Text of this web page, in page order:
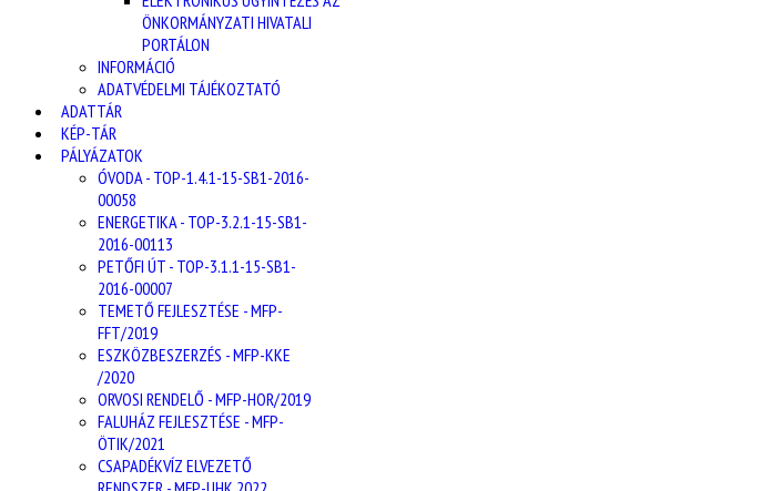
ÖNKORMÁNYZATI HIVATALI
PORTÁLON
INFORMÁCIÓ
ADATVÉDELMI TÁJÉKOZTATÓ
ADATTÁR
KÉP-TÁR
PÁLYÁZATOK
ÓVODA - TOP-1.4.1-15-SB1-2016-
00058
ENERGETIKA - TOP-3.2.1-15-SB1-
2016-00113
PETŐFI ÚT - TOP-3.1.1-15-SB1-
2016-00007
TEMETŐ FEJLESZTÉSE - MFP-
FFT/2019
ESZKÖZBESZERZÉS - MFP-KKE
/2020
ORVOSI RENDELŐ - MFP-HOR/2019
FALUHÁZ FEJLESZTÉSE - MFP-
ÖTIK/2021
CSAPADÉKVÍZ ELVEZETŐ